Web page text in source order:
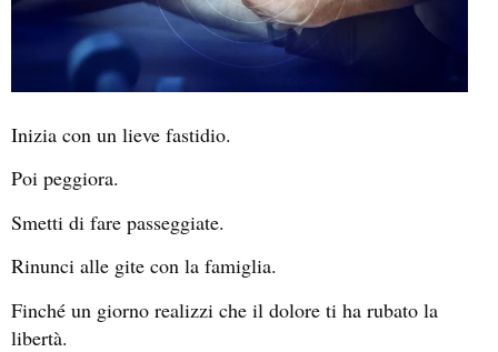
Inizia con un lieve fastidio.
Poi peggiora.
Smetti di fare passeggiate.
Rinunci alle gite con la famiglia.
Finché un giorno realizzi che il dolore ti ha rubato la
libertà.